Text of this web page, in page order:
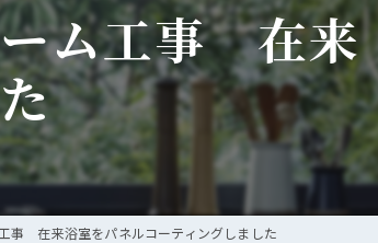
内装工事
メンテナンス
配管工事
交換
ム工事 在来
事 在来浴室をパネルコーティングしました